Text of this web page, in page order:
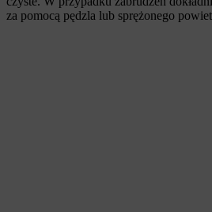
za pomocą pędzla lub sprężonego